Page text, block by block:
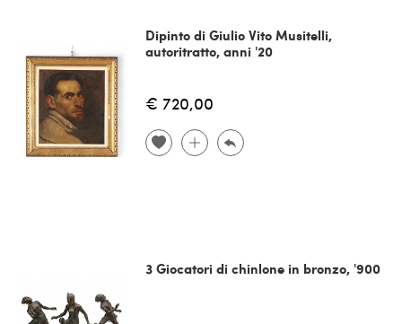
Dipinto di Giulio Vito Musitelli,
autoritratto, anni '20
€ 720,00
3 Giocatori di chinlone in bronzo, '900